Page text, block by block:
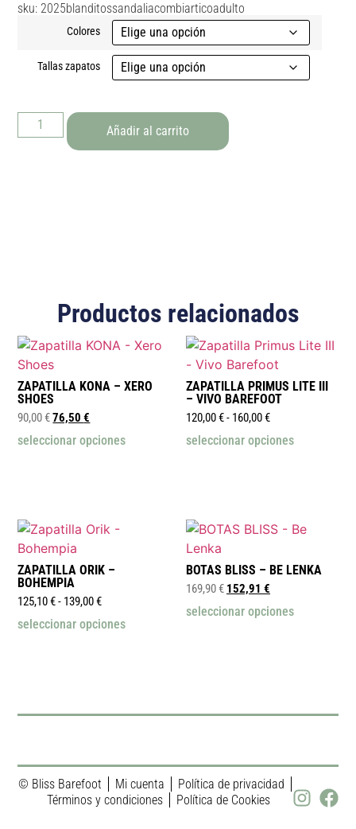
sku: 2025blanditossandaliacombiarticoadulto
Colores
Tallas zapatos
Añadir al carrito
Productos relacionados
ZAPATILLA KONA – XERO
SHOES
90,00€76,50€
seleccionar opciones
ZAPATILLA PRIMUS LITE III
– VIVO BAREFOOT
120,00€- 160,00€
seleccionar opciones
ZAPATILLA ORIK –
BOHEMPIA
125,10€- 139,00€
seleccionar opciones
BOTAS BLISS – BE LENKA
169,90€ 152,91 €
seleccionar opciones
© Bliss Barefoot Mi cuenta
Política de privacidad
Términos y condiciones
Política de Cookies